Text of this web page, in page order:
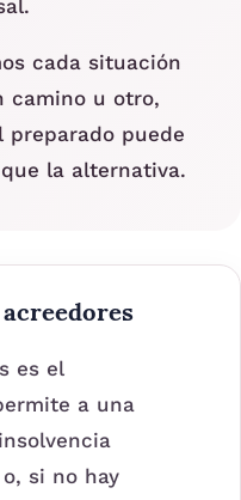
cada situación
camino u otro,
preparado puede
la alternativa.
es el
a una
si no hay